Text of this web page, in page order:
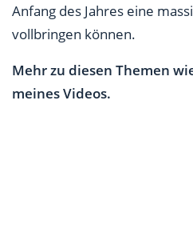
Anfang des Jahres eine
vollbringen können.
Mehr zu diesen Themen
meines Videos.